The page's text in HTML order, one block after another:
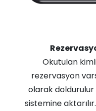
Okutulan
rezervasyon
olarak doldurulur
sistemine